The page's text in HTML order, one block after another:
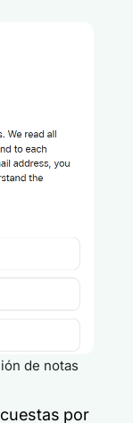
de notas
por